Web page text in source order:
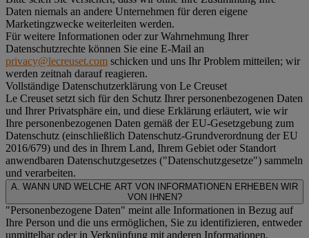
Daten niemals an andere Unternehmen für deren eigene
Marketingzwecke weiterleiten werden.
Für weitere Informationen oder zur Wahrnehmung Ihrer
Datenschutzrechte können Sie eine E-Mail an
privacy@lecreuset.com schicken und uns Ihr Problem mitteilen; wir
werden zeitnah darauf reagieren.
Vollständige Datenschutzerklärung von Le Creuset
Le Creuset setzt sich für den Schutz Ihrer personenbezogenen Daten
und Ihrer Privatsphäre ein, und diese Erklärung erläutert, wie wir
Ihre personenbezogenen Daten gemäß der EU-Gesetzgebung zum
Datenschutz (einschließlich Datenschutz-Grundverordnung der EU
2016/679) und des in Ihrem Land, Ihrem Gebiet oder Standort
anwendbaren Datenschutzgesetzes ("Datenschutzgesetze") sammeln
und verarbeiten.
A. WANN UND WELCHE ART VON INFORMATIONEN ERHEBEN WIR
VON IHNEN?
"Personenbezogene Daten" meint alle Informationen in Bezug auf
Ihre Person und die uns ermöglichen, Sie zu identifizieren, entweder
unmittelbar oder in Verknüpfung mit anderen Informationen.